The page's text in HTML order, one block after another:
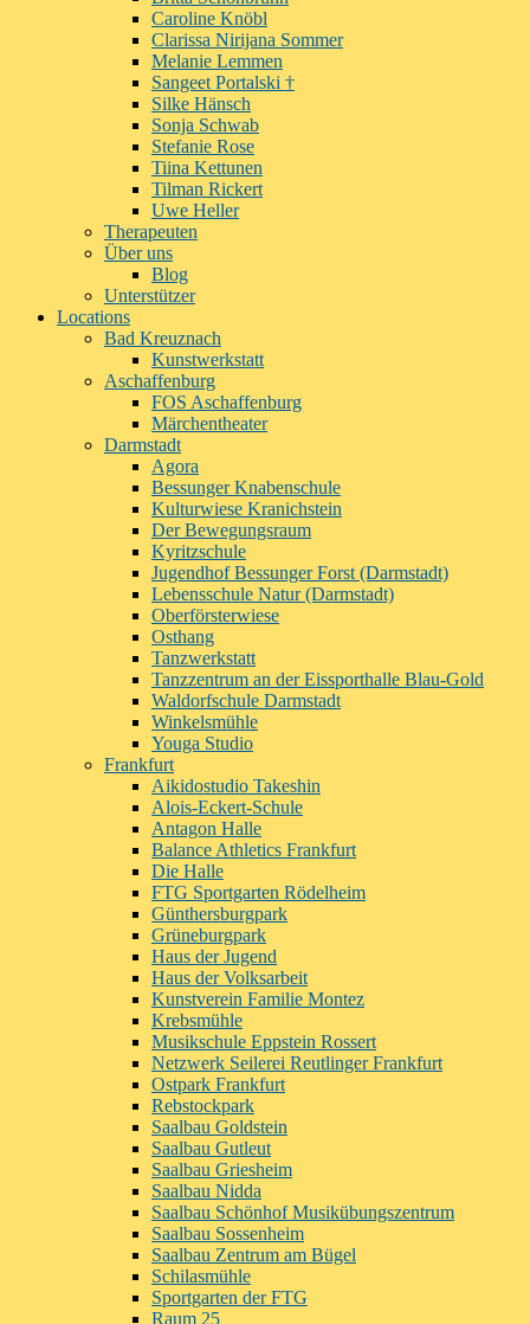
Caroline Knöbl
Clarissa Nirijana Sommer
Melanie Lemmen
Sangeet Portalski †
Silke Hänsch
Sonja Schwab
Stefanie Rose
Tiina Kettunen
Tilman Rickert
Uwe Heller
Therapeuten
Über uns
Blog
Unterstützer
Locations
Bad Kreuznach
Kunstwerkstatt
Aschaffenburg
FOS Aschaffenburg
Märchentheater
Darmstadt
Agora
Bessunger Knabenschule
Kulturwiese Kranichstein
Der Bewegungsraum
Kyritzschule
Jugendhof Bessunger Forst (Darmstadt)
Lebensschule Natur (Darmstadt)
Oberförsterwiese
Osthang
Tanzwerkstatt
Tanzzentrum an der Eissporthalle Blau-Gold
Waldorfschule Darmstadt
Winkelsmühle
Youga Studio
Frankfurt
Aikidostudio Takeshin
Alois-Eckert-Schule
Antagon Halle
Balance Athletics Frankfurt
Die Halle
FTG Sportgarten Rödelheim
Günthersburgpark
Grüneburgpark
Haus der Jugend
Haus der Volksarbeit
Kunstverein Familie Montez
Krebsmühle
Musikschule Eppstein Rossert
Netzwerk Seilerei Reutlinger Frankfurt
Ostpark Frankfurt
Rebstockpark
Saalbau Goldstein
Saalbau Gutleut
Saalbau Griesheim
Saalbau Nidda
Saalbau Schönhof Musikübungszentrum
Saalbau Sossenheim
Saalbau Zentrum am Bügel
Schilasmühle
Sportgarten der FTG
Raum 25